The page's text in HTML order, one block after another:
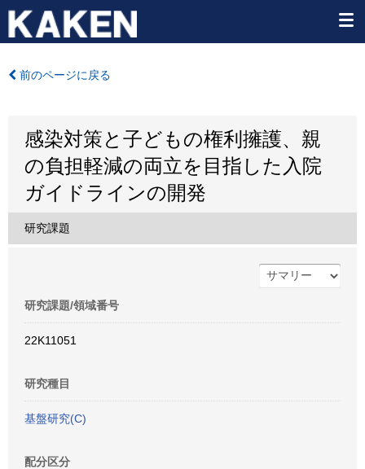
前のページに戻る
感染対策と子どもの権利擁護、親
の負担軽減の両立を目指した入院
ガイドラインの開発
研究課題
研究課題/領域番号
22K11051
研究種目
基盤研究(C)
配分区分